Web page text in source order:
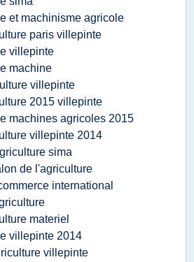
et machinisme agricole
paris villepinte
villepinte
machine
villepinte
2015 villepinte
machines agricoles 2015
villepinte 2014
sima
de l'agriculture
international
materiel
villepinte 2014
villepinte